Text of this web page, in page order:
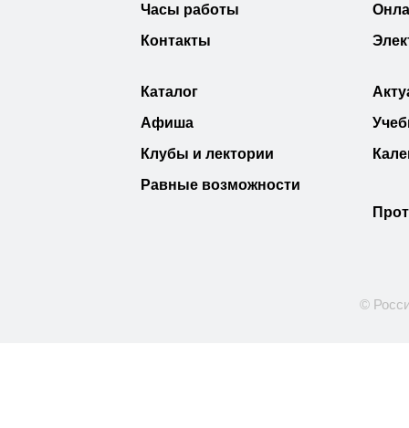
Часы работы
Контакты
Каталог
Афиша
Клубы и лектории
Равные возможности
©